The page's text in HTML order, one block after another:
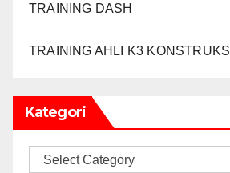
TRAINING DASH
TRAINING AHLI K3 KONSTRUKSI
Kategori
Kategori